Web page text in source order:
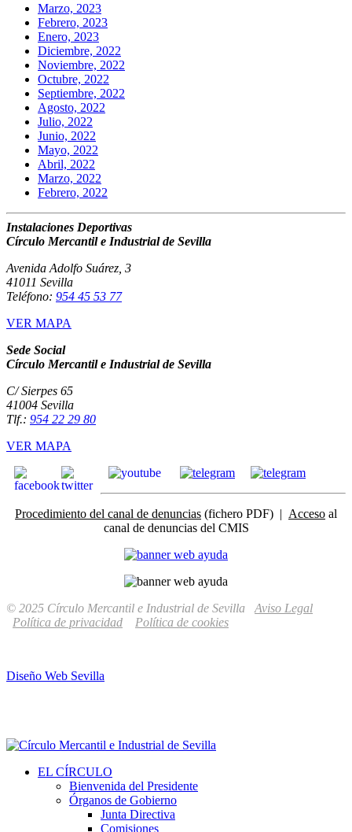
Marzo, 2023
Febrero, 2023
Enero, 2023
Diciembre, 2022
Noviembre, 2022
Octubre, 2022
Septiembre, 2022
Agosto, 2022
Julio, 2022
Junio, 2022
Mayo, 2022
Abril, 2022
Marzo, 2022
Febrero, 2022
Instalaciones Deportivas
Círculo Mercantil e Industrial de Sevilla
Avenida Adolfo Suárez, 3
41011 Sevilla
Teléfono: 954 45 53 77
VER MAPA
Sede Social
Círculo Mercantil e Industrial de Sevilla
C/ Sierpes 65
41004 Sevilla
Tlf.: 954 22 29 80
VER MAPA
Procedimiento del canal de denuncias (fichero PDF) | Acceso al
canal de denuncias del CMIS
© 2025 Círculo Mercantil e Industrial de Sevilla Aviso Legal
Política de privacidad
Política de cookies
Diseño Web Sevilla
EL CÍRCULO
Bienvenida del Presidente
Órganos de Gobierno
Junta Directiva
Comisiones